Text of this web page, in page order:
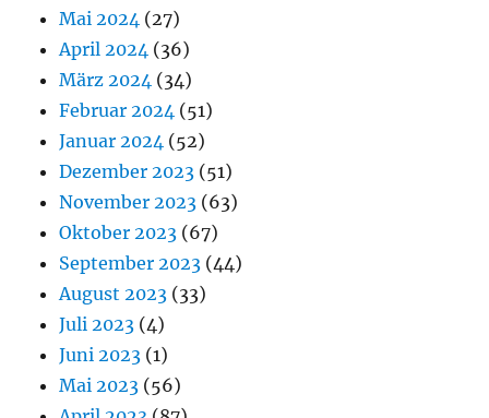
Mai 2024 (27)
April 2024 (36)
März 2024 (34)
Februar 2024 (51)
Januar 2024 (52)
Dezember 2023 (51)
November 2023 (63)
Oktober 2023 (67)
September 2023 (44)
August 2023 (33)
Juli 2023 (4)
Juni 2023 (1)
Mai 2023 (56)